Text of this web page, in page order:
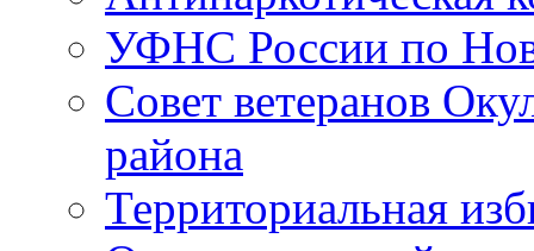
УФНС России по
Совет ветеранов
района
Территориальная